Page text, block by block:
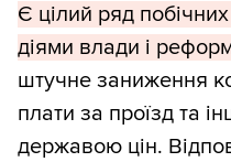
Є цілий ряд
діями влади і
штучне заниження
плати за проїзд та
державою цін.